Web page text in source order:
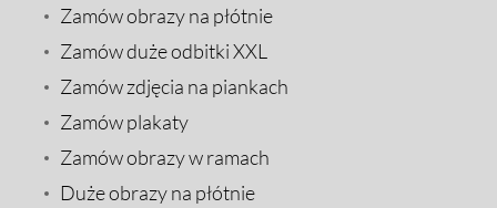
Zamów obrazy na płótnie
Zamów duże odbitki XXL
Zamów zdjęcia na piankach
Zamów plakaty
Zamów obrazy w ramach
Duże obrazy na płótnie